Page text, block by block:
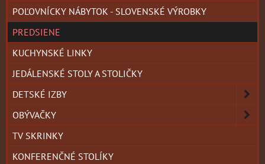
POĽOVNÍCKY NÁBYTOK - SLOVENSKÉ VÝROBKY
PREDSIENE
KUCHYNSKÉ LINKY
JEDÁLENSKÉ STOLY A STOLIČKY
DETSKÉ IZBY
OBÝVAČKY
TV SKRINKY
KONFERENČNÉ STOLÍKY